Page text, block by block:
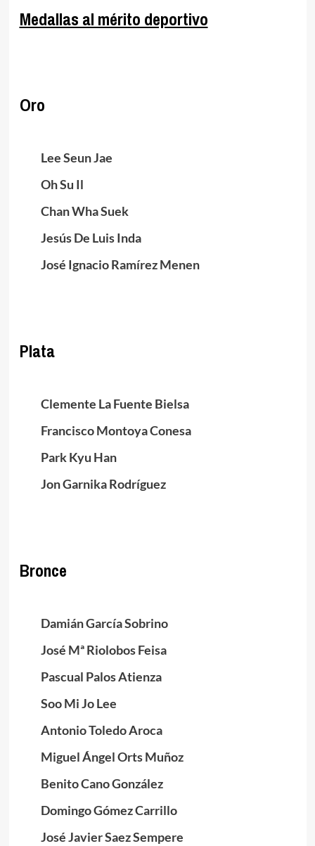
Medallas al mérito deportivo
Oro
Lee Seun Jae
Oh Su Il
Chan Wha Suek
Jesús De Luis Inda
José Ignacio Ramírez Menen
Plata
Clemente La Fuente Bielsa
Francisco Montoya Conesa
Park Kyu Han
Jon Garnika Rodríguez
Bronce
Damián García Sobrino
José Mª Riolobos Feisa
Pascual Palos Atienza
Soo Mi Jo Lee
Antonio Toledo Aroca
Miguel Ángel Orts Muñoz
Benito Cano González
Domingo Gómez Carrillo
José Javier Saez Sempere